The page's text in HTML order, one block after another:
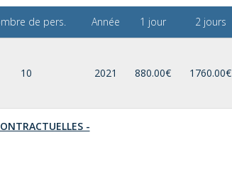
de pers. Année 1 jour 2 jours
10 2021 880.00€ 1760.00€
-